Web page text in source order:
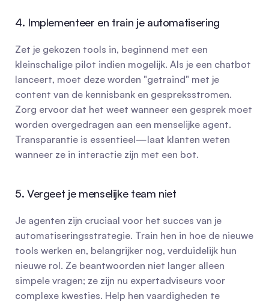
4. Implementeer en train je automatisering
Zet je gekozen tools in, beginnend met een
kleinschalige pilot indien mogelijk. Als je een chatbot
lanceert, moet deze worden "getraind" met je
content van de kennisbank en gespreksstromen.
Zorg ervoor dat het weet wanneer een gesprek moet
worden overgedragen aan een menselijke agent.
Transparantie is essentieel—laat klanten weten
wanneer ze in interactie zijn met een bot.
5. Vergeet je menselijke team niet
Je agenten zijn cruciaal voor het succes van je
automatiseringsstrategie. Train hen in hoe de nieuwe
tools werken en, belangrijker nog, verduidelijk hun
nieuwe rol. Ze beantwoorden niet langer alleen
simpele vragen; ze zijn nu expertadviseurs voor
complexe kwesties. Help hen vaardigheden te